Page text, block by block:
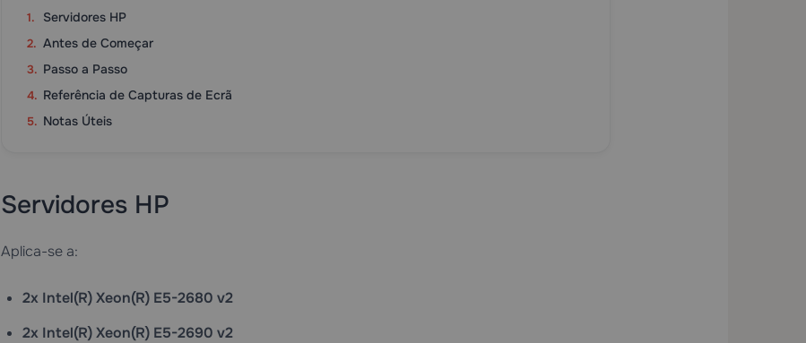
Servidores HP
Antes de Começar
Passo a Passo
Referência de Capturas de Ecrã
Notas Úteis
Servidores HP
Aplica-se a:
2x Intel(R) Xeon(R) E5-2680 v2
2x Intel(R) Xeon(R) E5-2690 v2